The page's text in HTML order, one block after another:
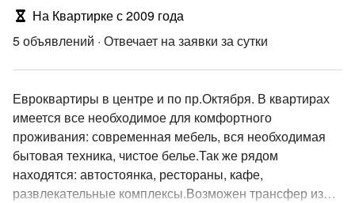
На Квартирке с 2009 года
5 объявлений · Отвечает на заявки за сутки
Евроквартиры в центре и по пр.Октября. В квартирах
имеется все необходимое для комфортного
проживания: современная мебель, вся необходимая
бытовая техника, чистое белье.Так же рядом
находятся: автостоянка, рестораны, кафе,
развлекательные комплексы.Возможен трансфер из